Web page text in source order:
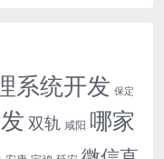
系统开发 保定
双轨 咸阳 哪家